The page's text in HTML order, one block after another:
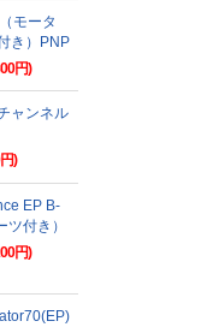
モータ
き）PNP
円)
ャンネル
)
EP B-
付き）
円)